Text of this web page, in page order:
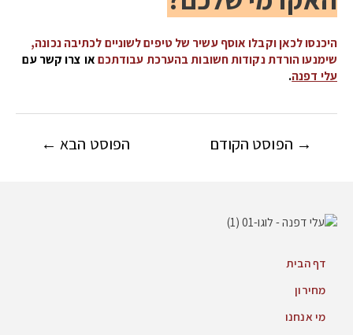
היכנסו לכאן וקבלו אוסף עשיר של טיפים לשוניים לכתיבה נכונה,
שימנעו הורדת נקודות חשובות בהערכת עבודתכם או צרו קשר עם
עלי דפנה.
→ הפוסט הקודם הפוסט הבא ←
דף הבית
מחירון
מי אנחנו